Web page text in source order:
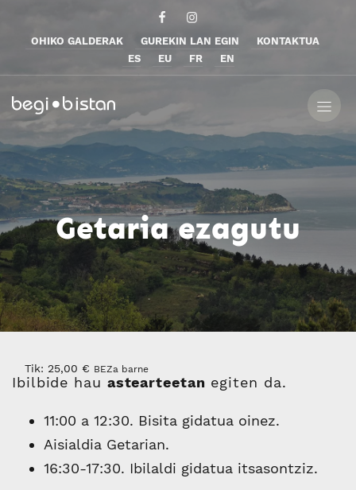
OHIKO GALDERAK GUREKIN LAN EGIN
KONTAKTUA
ES
EU FR EN
Getaria ezagutu
Tik: 25,00 € BEZa barne
Ibilbide hau astearteetan egiten da.
11:00 a 12:30. Bisita gidatua oinez.
Aisialdia Getarian.
16:30-17:30. Ibilaldi gidatua itsasontziz.